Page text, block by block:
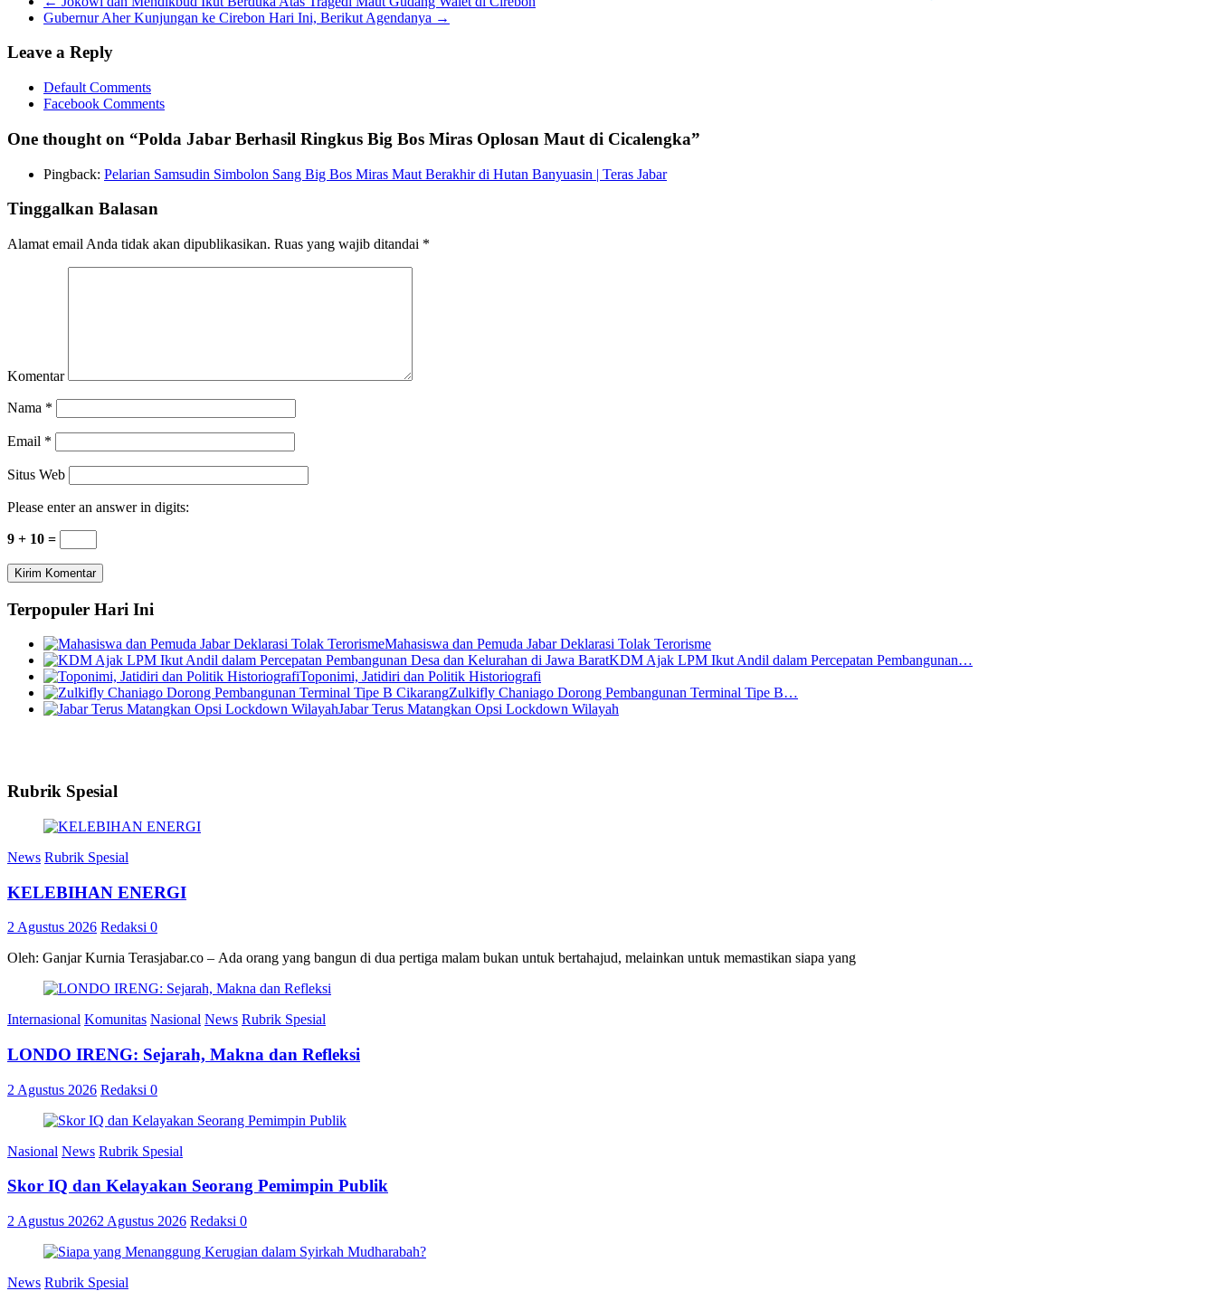
Gubernur Aher Kunjungan ke Cirebon Hari Ini, Berikut Agendanya →
Leave a Reply
Default Comments
Facebook Comments
One thought on “Polda Jabar Berhasil Ringkus Big Bos Miras Oplosan Maut di Cicalengka”
Pingback: Pelarian Samsudin Simbolon Sang Big Bos Miras Maut Berakhir di Hutan Banyuasin | Teras Jabar
Tinggalkan Balasan
Alamat email Anda tidak akan dipublikasikan. Ruas yang wajib ditandai *
Komentar
Nama *
Email *
Situs Web
Please enter an answer in digits:
9 + 10 =
Terpopuler Hari Ini
Mahasiswa dan Pemuda Jabar Deklarasi Tolak Terorisme
KDM Ajak LPM Ikut Andil dalam Percepatan Pembangunan…
Toponimi, Jatidiri dan Politik Historiografi
Zulkifly Chaniago Dorong Pembangunan Terminal Tipe B…
Jabar Terus Matangkan Opsi Lockdown Wilayah
Rubrik Spesial
News Rubrik Spesial
KELEBIHAN ENERGI
2 Agustus 2026 Redaksi 0
Oleh: Ganjar Kurnia Terasjabar.co – Ada orang yang bangun di dua pertiga malam bukan untuk bertahajud, melainkan untuk memastikan siapa yang
Internasional Komunitas Nasional News Rubrik Spesial
LONDO IRENG: Sejarah, Makna dan Refleksi
2 Agustus 2026 Redaksi 0
Nasional News Rubrik Spesial
Skor IQ dan Kelayakan Seorang Pemimpin Publik
2 Agustus 20262 Agustus 2026 Redaksi 0
News Rubrik Spesial